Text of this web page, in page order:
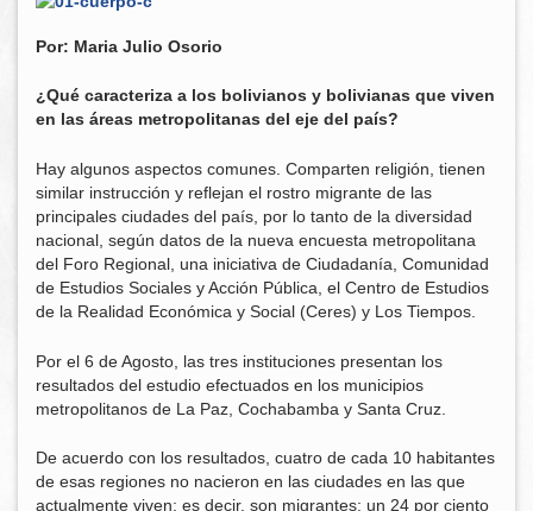
Por: Maria Julio Osorio
¿Qué caracteriza a los bolivianos y bolivianas que viven
en las áreas metropolitanas del eje del país?
Hay algunos aspectos comunes. Comparten religión, tienen
similar instrucción y reflejan el rostro migrante de las
principales ciudades del país, por lo tanto de la diversidad
nacional, según datos de la nueva encuesta metropolitana
del Foro Regional, una iniciativa de Ciudadanía, Comunidad
de Estudios Sociales y Acción Pública, el Centro de Estudios
de la Realidad Económica y Social (Ceres) y Los Tiempos.
Por el 6 de Agosto, las tres instituciones presentan los
resultados del estudio efectuados en los municipios
metropolitanos de La Paz, Cochabamba y Santa Cruz.
De acuerdo con los resultados, cuatro de cada 10 habitantes
de esas regiones no nacieron en las ciudades en las que
actualmente viven; es decir, son migrantes: un 24 por ciento